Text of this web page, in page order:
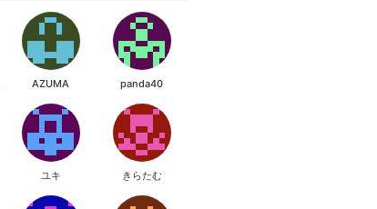
AZUMA panda40
ユキ きらたむ